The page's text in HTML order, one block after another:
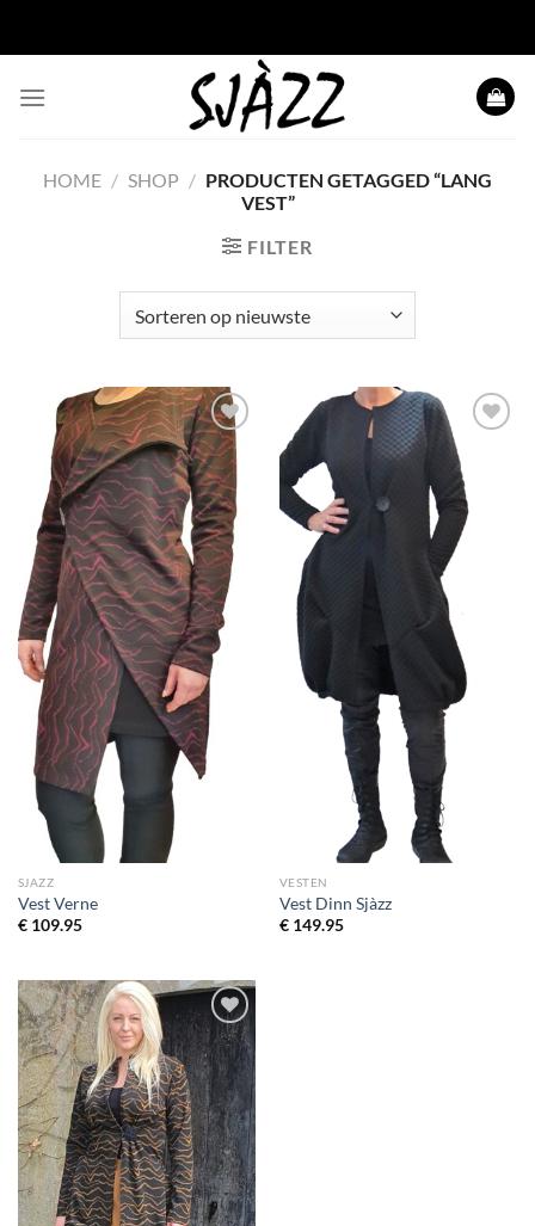
HOME / SHOP / PRODUCTEN GETAGGED “LANG
VEST”
FILTER
Toevoegen
aan
wenslijst
SJAZZ
Vest Verne
€109.95
Toevoegen
aan
wenslijst
VESTEN
Vest Dinn Sjàzz
€149.95
Toevoegen
aan
wenslijst